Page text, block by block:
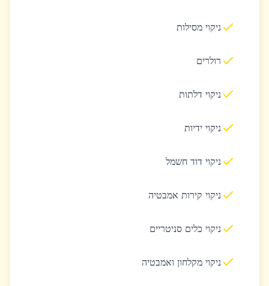
ניקוי מסילות
רולרים
ניקוי דלתות
ניקוי ידיות
ניקוי דוד חשמל
ניקוי קירות אמבטיה
ניקוי כלים סניטריים
ניקוי מקלחון ואמבטיה